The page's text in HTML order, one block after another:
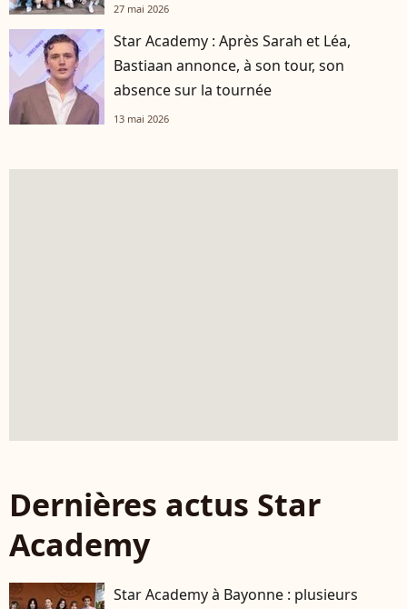
27 mai 2026
Star Academy : Après Sarah et Léa,
Bastiaan annonce, à son tour, son
absence sur la tournée
13 mai 2026
Dernières actus Star
Academy
Star Academy à Bayonne : plusieurs